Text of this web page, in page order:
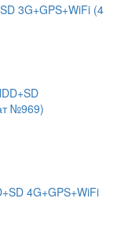
3G+GPS+WiFi (4
№969)
4G+GPS+WiFi